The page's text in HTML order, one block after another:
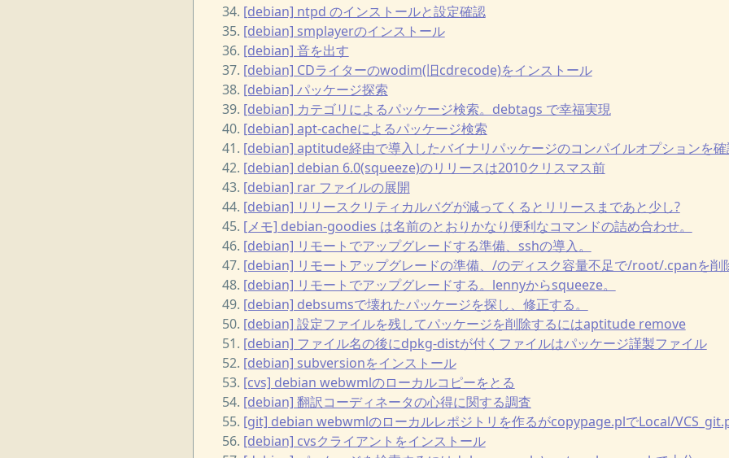
[debian] ntpd のインストールと設定確認
[debian] smplayerのインストール
[debian] 音を出す
[debian] CDライターのwodim(旧cdrecode)をインストール
[debian] パッケージ探索
[debian] カテゴリによるパッケージ検索。debtags で幸福実現
[debian] apt-cacheによるパッケージ検索
[debian] aptitude経由で導入したバイナリパッケージのコンパイルオプションを
[debian] debian 6.0(squeeze)のリリースは2010クリスマス前
[debian] rar ファイルの展開
[debian] リリースクリティカルバグが減ってくるとリリースまであと少し?
[メモ] debian-goodies は名前のとおりかなり便利なコマンドの詰め合わせ。
[debian] リモートでアップグレードする準備、sshの導入。
[debian] リモートアップグレードの準備、/のディスク容量不足で/root/.cpanを削
[debian] リモートでアップグレードする。lennyからsqueeze。
[debian] debsumsで壊れたパッケージを探し、修正する。
[debian] 設定ファイルを残してパッケージを削除するにはaptitude remove
[debian] ファイル名の後にdpkg-distが付くファイルはパッケージ謹製ファイル
[debian] subversionをインストール
[cvs] debian webwmlのローカルコピーをとる
[debian] 翻訳コーディネータの心得に関する調査
[git] debian webwmlのローカルレポジトリを作るがcopypage.plでLocal/
[debian] cvsクライアントをインストール